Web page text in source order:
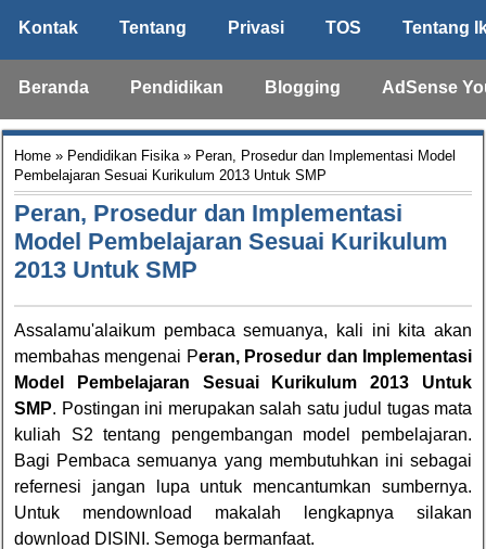
Kontak Tentang Privasi TOS Tentang
Beranda Pendidikan Blogging AdSense
Home » Pendidikan Fisika» Peran, Prosedur dan Implementasi Model
Pembelajaran Sesuai Kurikulum 2013 Untuk SMP
Peran, Prosedur dan Implementasi
Model Pembelajaran Sesuai Kurikulum
2013 Untuk SMP
Assalamu'alaikum pembaca semuanya, kali ini kita akan
membahas mengenai Peran, Prosedur dan Implementasi
Model Pembelajaran Sesuai Kurikulum 2013 Untuk
SMP. Postingan ini merupakan salah satu judul tugas mata
kuliah S2 tentang pengembangan model pembelajaran.
Bagi Pembaca semuanya yang membutuhkan ini sebagai
refernesi jangan lupa untuk mencantumkan sumbernya.
Untuk mendownload makalah lengkapnya silakan
download DISINI . Semoga bermanfaat.